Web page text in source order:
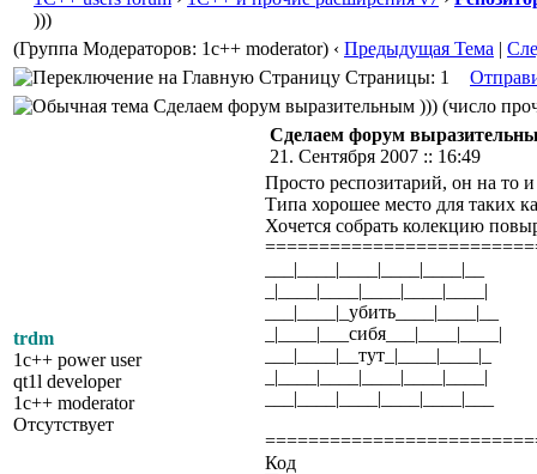
)))
(Группа Модераторов: 1c++ moderator) ‹ Предыдущая Тема |
Страницы: 1
Сделаем форум выразительным ))) (число
trdm
1c++ power user
qt1l developer
1c++ moderator
Отсутствует
Сделаем форум
21. Сентября 2007 :: 16:49
Просто респозитарий, он на то
Типа хорошее место для таких
Хочется собрать колекцию
___|____|____|____|____|__
_|____|____|____|____|____|
___|____|_убить____|____|__
_|____|___сибя___|____|____|
___|____|__тут_|____|____|_
_|____|____|____|____|____|
___|____|____|____|____|___
Код